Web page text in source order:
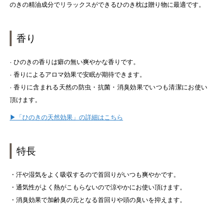
のきの精油成分でリラックスができるひのき枕は贈り物に最適です。
香り
· ひのきの香りは癖の無い爽やかな香りです。
· 香りによるアロマ効果で安眠が期待できます。
· 香りに含まれる天然の防虫・抗菌・消臭効果でいつも清潔にお使い
頂けます。
▶「ひのきの天然効果」の詳細はこちら
特長
・汗や湿気をよく吸収するので首回りがいつも爽やかです。
・通気性がよく熱がこもらないので涼やかにお使い頂けます。
・消臭効果で加齢臭の元となる首回りや頭の臭いを抑えます。